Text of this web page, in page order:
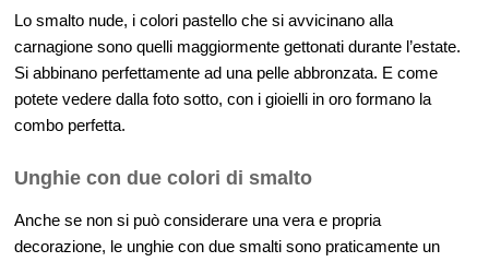
Lo smalto nude, i colori pastello che si avvicinano alla
carnagione sono quelli maggiormente gettonati durante l’estate.
Si abbinano perfettamente ad una pelle abbronzata. E come
potete vedere dalla foto sotto, con i gioielli in oro formano la
combo perfetta.
Unghie con due colori di smalto
Anche se non si può considerare una vera e propria
decorazione, le unghie con due smalti sono praticamente un